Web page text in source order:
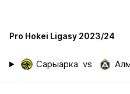
Pro Hokei Ligasy 2023/24
Сарыарка vs